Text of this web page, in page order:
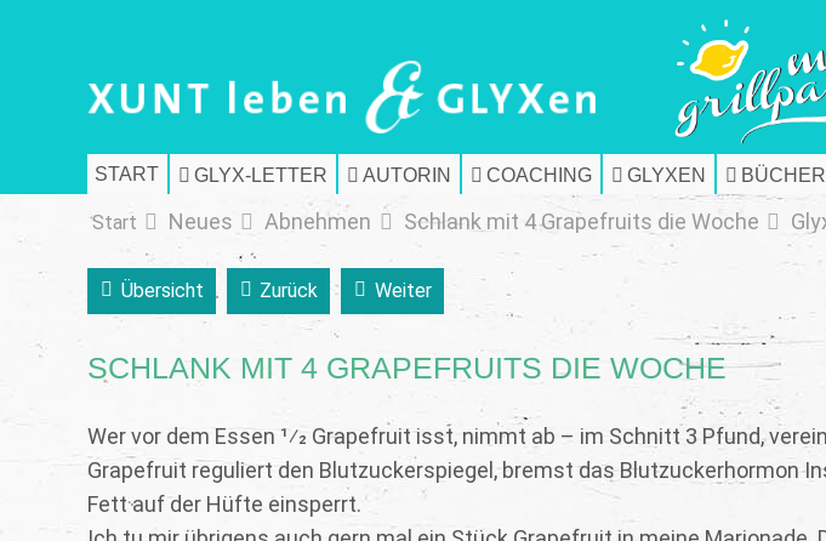
START GLYX-LETTER AUTORIN COACHING GLYXEN
Start Neues Abnehmen Schlank mit 4 Grapefruits die Woche
Übersicht Zurück Weiter
SCHLANK MIT 4 GRAPEFRUITS DIE WOCHE
Wer vor dem Essen 1⁄2 Grapefruit isst, nimmt ab – im Schnitt 3 Pfund,
Grapefruit reguliert den Blutzuckerspiegel, bremst das Blutzuckerhormon
Fett auf der Hüfte einsperrt.